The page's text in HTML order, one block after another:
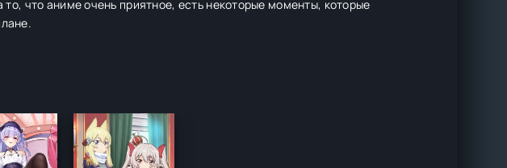
что аниме очень приятное, есть некоторые моменты, которые